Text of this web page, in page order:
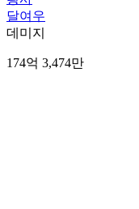
달여우
데미지
174억 3,474만